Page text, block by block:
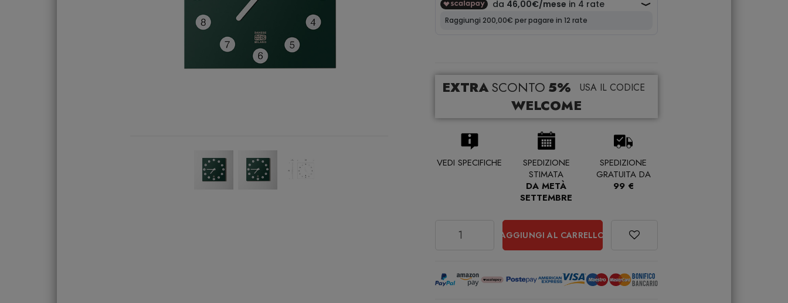
EXTRASCONTO 5% USA IL CODICE
WELCOME
VEDI SPECIFICHE
SPEDIZIONE
STIMATA
DA METÀ
SETTEMBRE
SPEDIZIONE
GRATUITA DA
99 €
AGGIUNGI AL CARRELLO